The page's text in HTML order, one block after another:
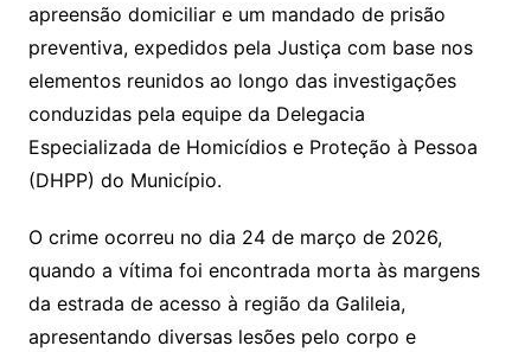
apreensão domiciliar e um mandado de prisão
preventiva, expedidos pela Justiça com base nos
elementos reunidos ao longo das investigações
conduzidas pela equipe da Delegacia
Especializada de Homicídios e Proteção à Pessoa
(DHPP) do Município.
O crime ocorreu no dia 24 de março de 2026,
quando a vítima foi encontrada morta às margens
da estrada de acesso à região da Galileia,
apresentando diversas lesões pelo corpo e